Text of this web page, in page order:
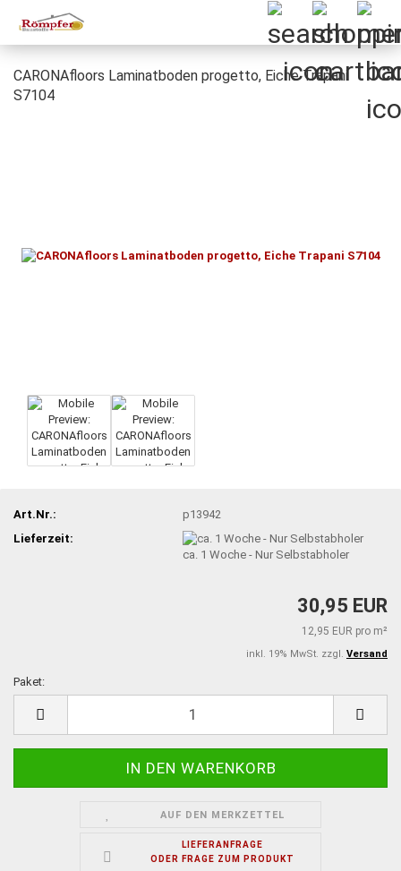
CARONAfloors Laminatboden progetto, Eiche Trapani
S7104
Art.Nr.:
p13942
Lieferzeit:
ca. 1 Woche - Nur Selbstabholer
30,95 EUR
12,95 EUR pro m²
inkl. 19% MwSt. zzgl. Versand
Paket:
AUF DEN MERKZETTEL
LIEFERANFRAGE
ODER FRAGE ZUM PRODUKT